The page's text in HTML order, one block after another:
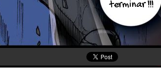
terminar !!!